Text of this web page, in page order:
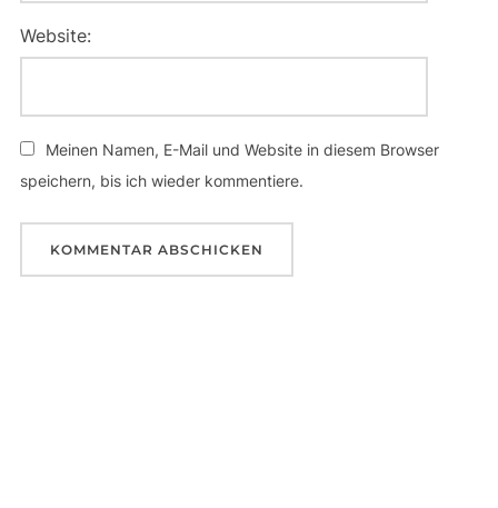
Website:
Meinen Namen, E-Mail und Website in diesem Browser
speichern, bis ich wieder kommentiere.